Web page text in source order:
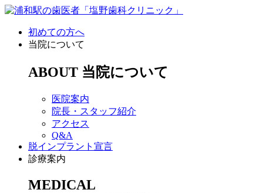
初めての方へ
当院について
ABOUT 当院について
医院案内
院長・スタッフ紹介
アクセス
Q&A
脱インプラント宣言
診療案内
MEDICAL